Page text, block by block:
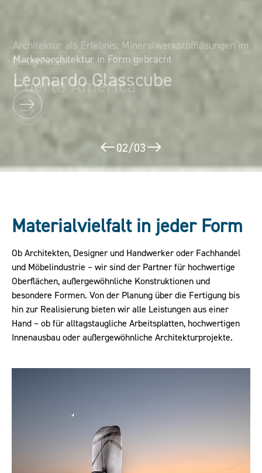
Markenarchitektur in Form gebracht
Leonardo Glasscube
Architektur als Erlebnis: Mineralwerkstofflösungen im
Designhotel
Puerta América
02/03
Materialvielfalt in jeder Form
Ob Architekten, Designer und Handwerker oder Fachhandel
und Möbelindustrie – wir sind der Partner für hochwertige
Oberflächen, außergewöhnliche Konstruktionen und
besondere Formen. Von der Planung über die Fertigung bis
hin zur Realisierung bieten wir alle Leistungen aus einer
Hand – ob für alltagstaugliche Arbeitsplatten, hochwertigen
Innenausbau oder außergewöhnliche Architekturprojekte.